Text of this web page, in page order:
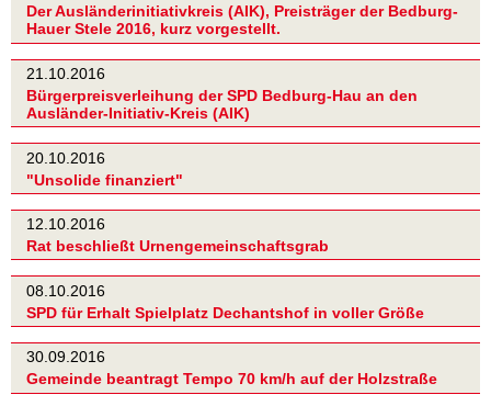
Der Ausländerinitiativkreis (AIK), Preisträger der Bedburg-
Hauer Stele 2016, kurz vorgestellt.
21.10.2016
Bürgerpreisverleihung der SPD Bedburg-Hau an den
Ausländer-Initiativ-Kreis (AIK)
20.10.2016
"Unsolide finanziert"
12.10.2016
Rat beschließt Urnengemeinschaftsgrab
08.10.2016
SPD für Erhalt Spielplatz Dechantshof in voller Größe
30.09.2016
Gemeinde beantragt Tempo 70 km/h auf der Holzstraße